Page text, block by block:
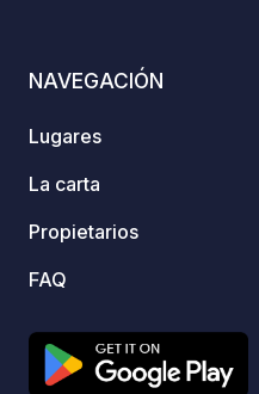
NAVEGACIÓN
Lugares
La carta
Propietarios
FAQ